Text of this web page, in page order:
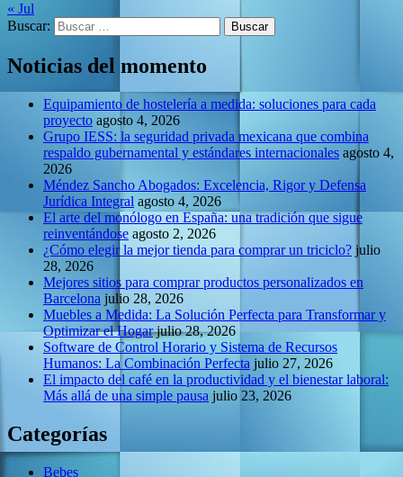
« Jul
Buscar:
Noticias del momento
Equipamiento de hostelería a medida: soluciones para cada
proyecto agosto 4, 2026
Grupo IESS: la seguridad privada mexicana que combina
respaldo gubernamental y estándares internacionales agosto 4,
2026
Méndez Sancho Abogados: Excelencia, Rigor y Defensa
Jurídica Integral agosto 4, 2026
El arte del monólogo en España: una tradición que sigue
reinventándose agosto 2, 2026
¿Cómo elegir la mejor tienda para comprar un triciclo? julio
28, 2026
Mejores sitios para comprar productos personalizados en
Barcelona julio 28, 2026
Muebles a Medida: La Solución Perfecta para Transformar y
Optimizar el Hogar julio 28, 2026
Software de Control Horario y Sistema de Recursos
Humanos: La Combinación Perfecta julio 27, 2026
El impacto del café en la productividad y el bienestar laboral:
Más allá de una simple pausa julio 23, 2026
Categorías
Bebes